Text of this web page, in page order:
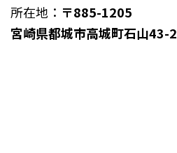
所在地： 〒885-1205
宮崎県都城市高城町石山43-2